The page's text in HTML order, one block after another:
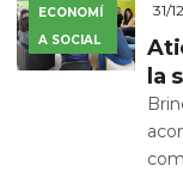
ECONOMÍ
A SOCIAL
31/
la